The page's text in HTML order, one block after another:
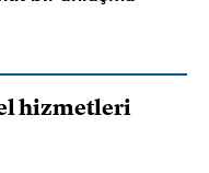
hizmetleri